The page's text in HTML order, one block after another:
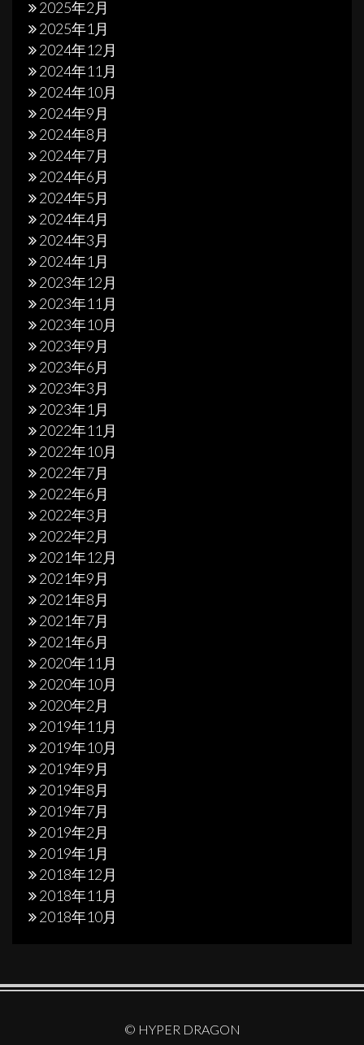
2025年2月
2025年1月
2024年12月
2024年11月
2024年10月
2024年9月
2024年8月
2024年7月
2024年6月
2024年5月
2024年4月
2024年3月
2024年1月
2023年12月
2023年11月
2023年10月
2023年9月
2023年6月
2023年3月
2023年1月
2022年11月
2022年10月
2022年7月
2022年6月
2022年3月
2022年2月
2021年12月
2021年9月
2021年8月
2021年7月
2021年6月
2020年11月
2020年10月
2020年2月
2019年11月
2019年10月
2019年9月
2019年8月
2019年7月
2019年2月
2019年1月
2018年12月
2018年11月
2018年10月
© HYPER DRAGON